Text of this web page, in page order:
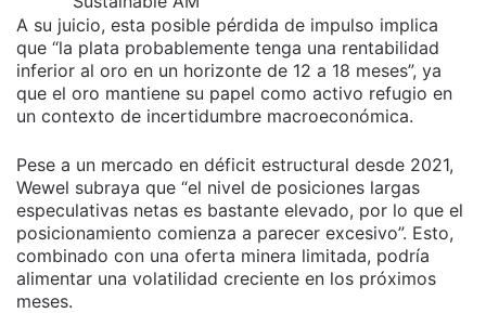
A su juicio, esta posible pérdida de impulso implica
que “la plata probablemente tenga una rentabilidad
inferior al oro en un horizonte de 12 a 18 meses”, ya
que el oro mantiene su papel como activo refugio en
un contexto de incertidumbre macroeconómica.
Pese a un mercado en déficit estructural desde 2021,
Wewel subraya que “el nivel de posiciones largas
especulativas netas es bastante elevado, por lo que el
posicionamiento comienza a parecer excesivo”. Esto,
combinado con una oferta minera limitada, podría
alimentar una volatilidad creciente en los próximos
meses.